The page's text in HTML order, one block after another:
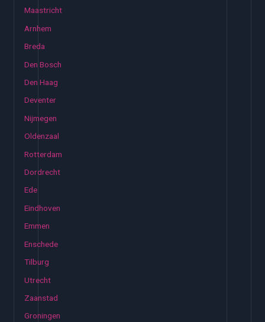
Maastricht
Arnhem
Breda
Den Bosch
Den Haag
Deventer
Nijmegen
Oldenzaal
Rotterdam
Dordrecht
Ede
Eindhoven
Emmen
Enschede
Tilburg
Utrecht
Zaanstad
Groningen